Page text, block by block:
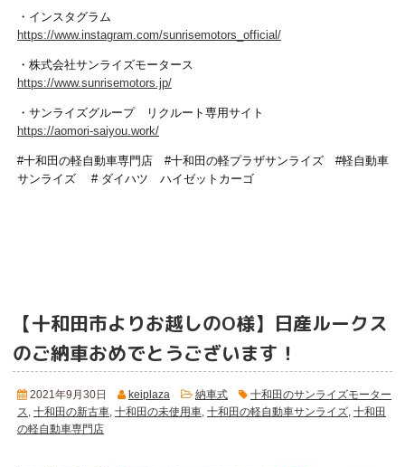
・インスタグラム
https://www.instagram.com/sunrisemotors_official/
・株式会社サンライズモータース
https://www.sunrisemotors.jp/
・サンライズグループ リクルート専用サイト
https://aomori-saiyou.work/
#十和田の軽自動車専門店 #十和田の軽プラザサンライズ #軽自動車
サンライズ # ダイハツ ハイゼットカーゴ
【十和田市よりお越しのO様】日産ルークス
のご納車おめでとうございます！
2021年9月30日 keiplaza 納車式
十和田のサンライズモーター
ス
十和田の新古車 十和田の未使用車 十和田の軽自動車サンライズ 十和田
の軽自動車専門店